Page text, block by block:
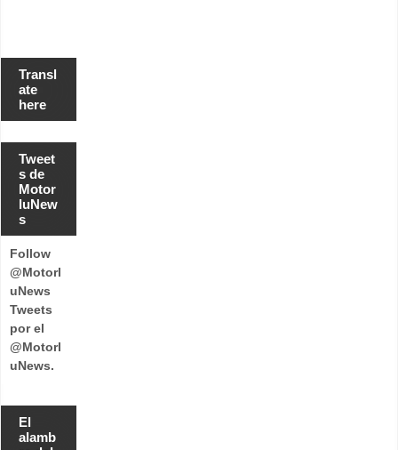
Transl
ate
here
Tweet
s de
Motor
luNew
s
Follow
@Motorl
uNews
Tweets
por el
@Motorl
uNews.
El
alamb